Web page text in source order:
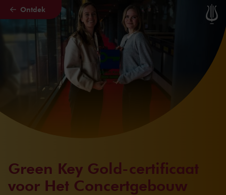
Naar hoofdcontent
Ontdek
Green Key Gold-certificaat
voor Het Concertgebouw